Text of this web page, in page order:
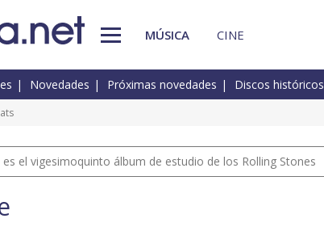
MÚSICA CINE
Novedades Próximas novedades Discos históricos
el vigesimoquinto álbum de estudio de los Rolling Stones